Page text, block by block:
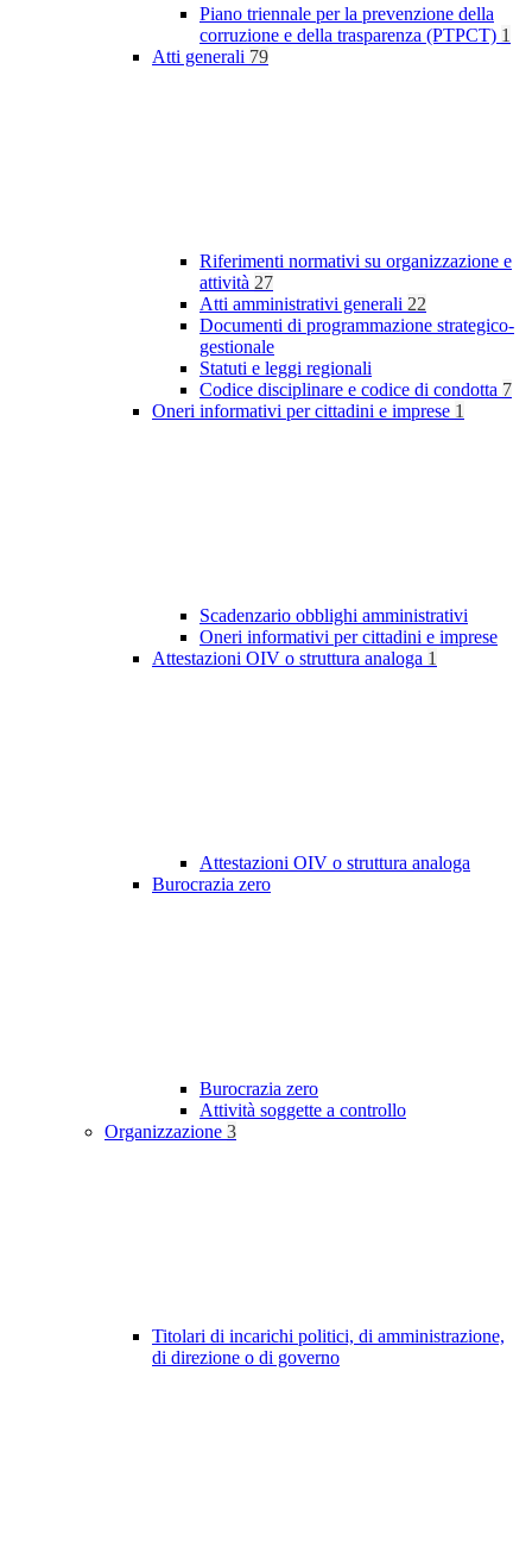
Piano triennale per la prevenzione della
corruzione e della trasparenza (PTPCT) 1
Atti generali 79
Riferimenti normativi su organizzazione e
attività 27
Atti amministrativi generali 22
Documenti di programmazione strategico-
gestionale
Statuti e leggi regionali
Codice disciplinare e codice di condotta 7
Oneri informativi per cittadini e imprese 1
Scadenzario obblighi amministrativi
Oneri informativi per cittadini e imprese
Attestazioni OIV o struttura analoga 1
Attestazioni OIV o struttura analoga
Burocrazia zero
Burocrazia zero
Attività soggette a controllo
Organizzazione 3
Titolari di incarichi politici, di amministrazione,
di direzione o di governo